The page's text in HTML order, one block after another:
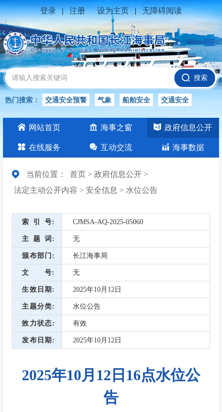
登录 | 注册 设为主页 | 无障碍阅读
搜索
热门搜索： 交通安全预警 气象 船舶安全 交通安全
水位公告 安全 交通 交通安全知识 交通安全生产
网站首页 海事之窗 政府信息公开
在线服务 互动交流 海事数据
当前位置： 首页 > 政府信息公开 >
法定主动公开内容 > 安全信息 > 水位公告
索引号 CJMSA-AQ-2025-05060
主题词 无
颁布部门 长江海事局
文号 无
生效日期 2025年10月12日
主题分类 水位公告
效力状态 有效
发布日期 2025年10月12日
2025年10月12日16点水位公
告